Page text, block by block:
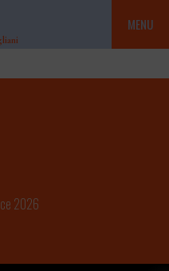
MENU
2026